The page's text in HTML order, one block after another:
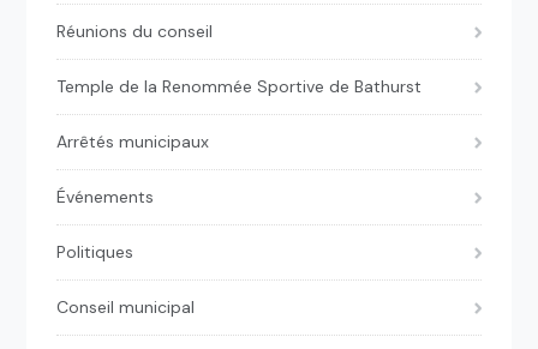
Réunions du conseil
Temple de la Renommée Sportive de Bathurst
Arrêtés municipaux
Événements
Politiques
Conseil municipal